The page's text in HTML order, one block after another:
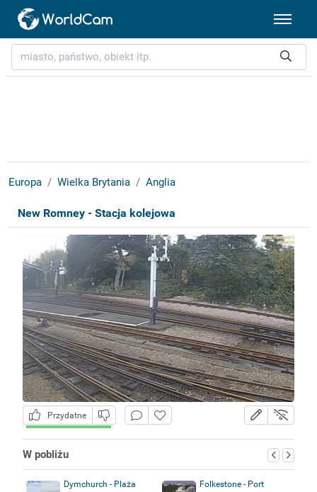
Europa Wielka Brytania Anglia
New Romney - Stacja kolejowa
Przydatne
W pobliżu
Dymchurch - Plaża Folkestone - Port